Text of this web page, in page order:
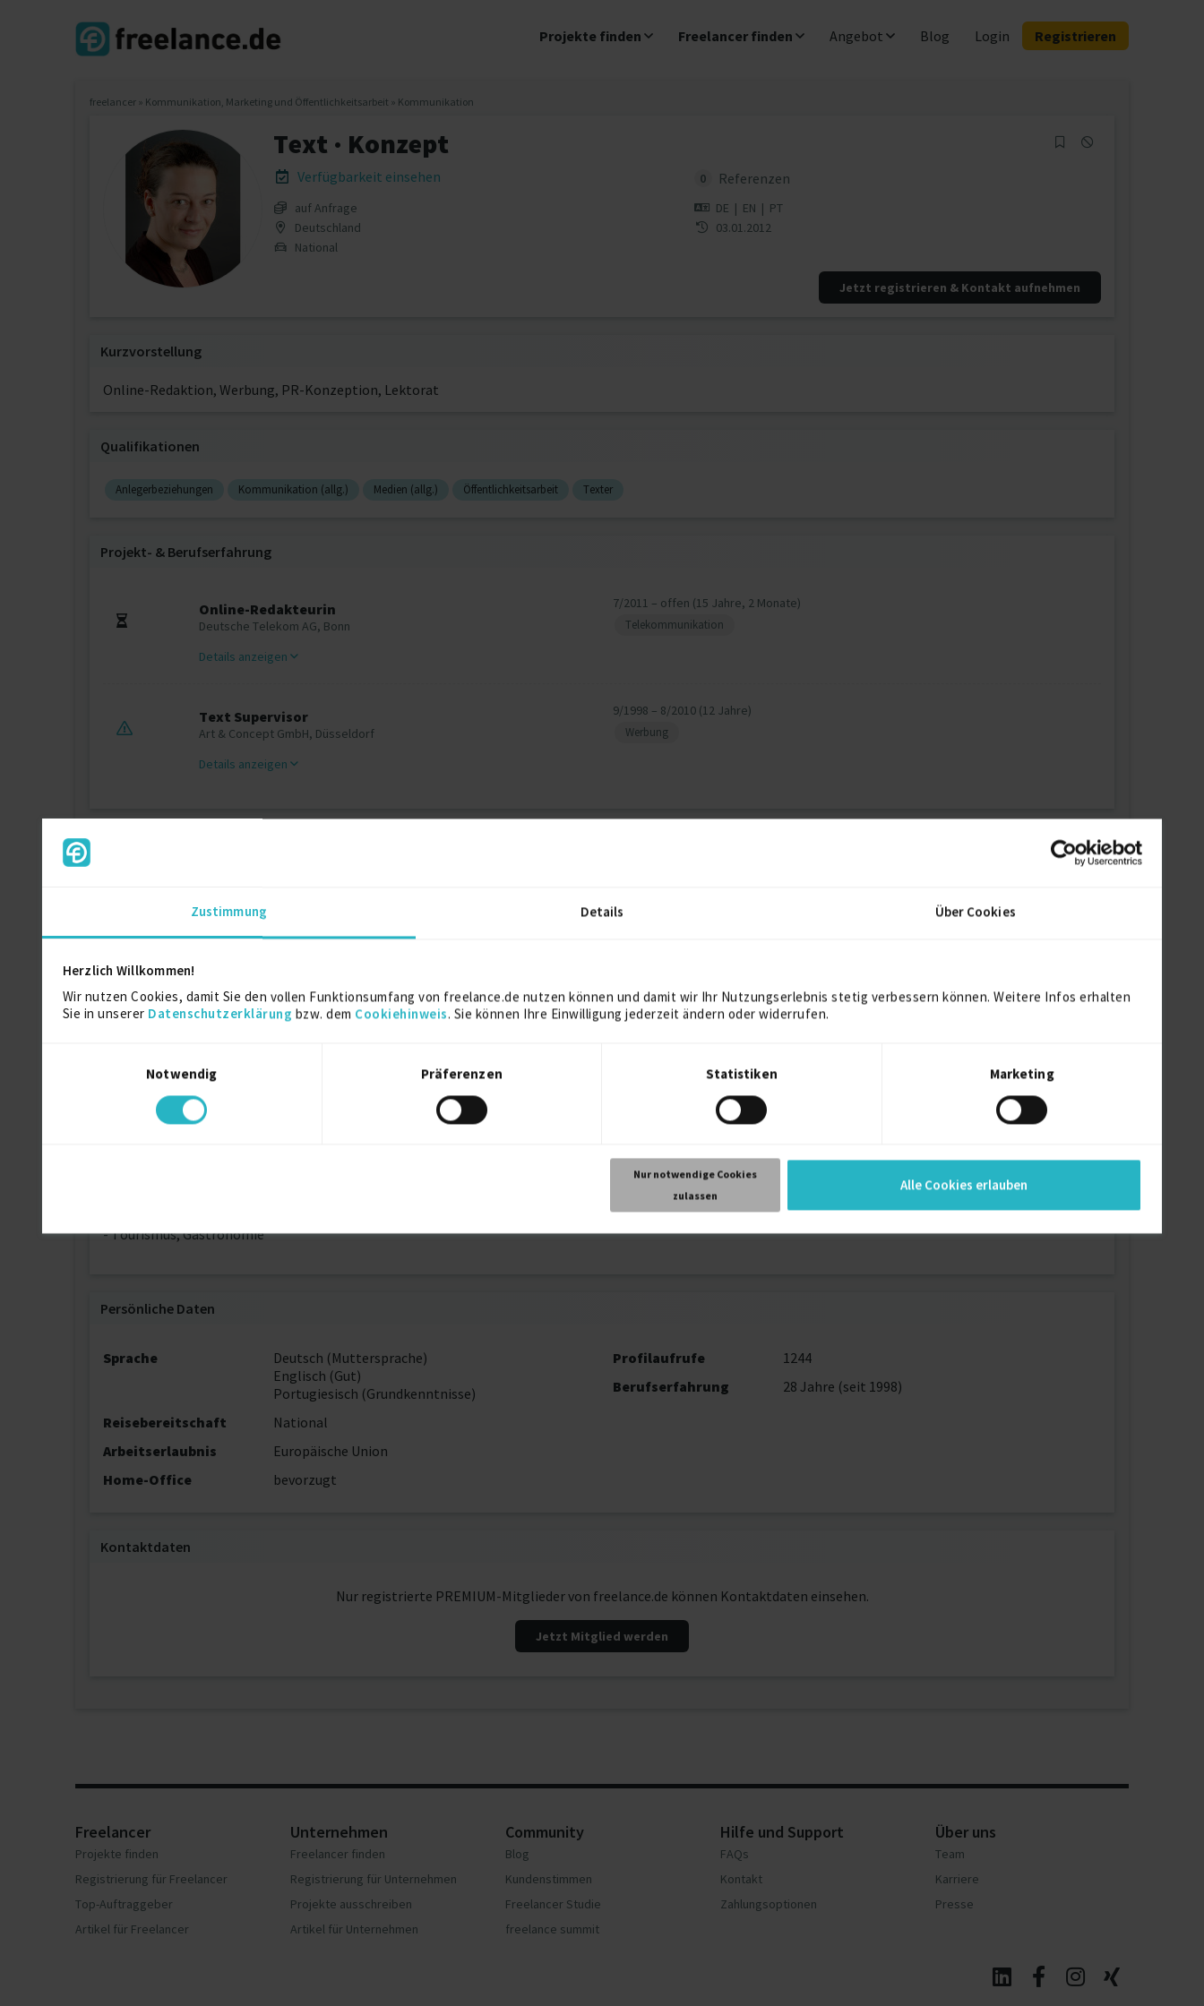
Zustimmung Details Über Cookies
Herzlich Willkommen!
Wir nutzen Cookies, damit Sie den vollen Funktionsumfang von freelance.de nutzen können und damit wir Ihr Nutzungserlebnis stetig verbessern können. Weitere Infos erhalten
Sie in unserer Datenschutzerklärung bzw. dem Cookiehinweis. Sie können Ihre Einwilligung jederzeit ändern oder widerrufen.
Notwendig
Präferenzen Statistiken Marketing
Nur notwendige Cookies
zulassen
Alle Cookies erlauben
Projekte finden Freelancer finden Angebot Blog Login Registrieren
freelancer » Kommunikation, Marketing und Öffentlichkeitsarbeit » Kommunikation
Text · Konzept
Verfügbarkeit einsehen 0 Referenzen
auf Anfrage
Deutschland
National
DE | EN | PT
03.01.2012
Jetzt registrieren & Kontakt aufnehmen
Kurzvorstellung
Online-Redaktion, Werbung, PR-Konzeption, Lektorat
Qualifikationen
Anlegerbeziehungen Kommunikation (allg.) Medien (allg.) Öffentlichkeitsarbeit Texter
Projekt‐ & Berufserfahrung
Online-Redakteurin
Deutsche Telekom AG, Bonn
7/2011 – offen (15 Jahre, 2 Monate)
Telekommunikation
Details anzeigen
Text Supervisor
Art & Concept GmbH, Düsseldorf
9/1998 – 8/2010 (12 Jahre)
Werbung
Details anzeigen
Köln
Weitere Kenntnisse
- Public- / Investor-Relations
- Unternehmenskommunikation
- Interne Kommunikation
- Konzeption
- Tourismus, Gastronomie
Persönliche Daten
Sprache
Deutsch (Muttersprache)
Englisch (Gut)
Portugiesisch (Grundkenntnisse)
Reisebereitschaft
National
Arbeitserlaubnis
Europäische Union
Home-Office
bevorzugt
Profilaufrufe
1244
Berufserfahrung
28 Jahre (seit 1998)
Kontaktdaten
Nur registrierte PREMIUM-Mitglieder von freelance.de können Kontaktdaten einsehen.
Jetzt Mitglied werden
Freelancer
Projekte finden
Registrierung für Freelancer
Top-Auftraggeber
Artikel für Freelancer
Unternehmen
Freelancer finden
Registrierung für Unternehmen
Projekte ausschreiben
Artikel für Unternehmen
Community
Blog
Kundenstimmen
Freelancer Studie
freelance summit
Hilfe und Support
FAQs
Kontakt
Zahlungsoptionen
Über uns
Team
Karriere
Presse